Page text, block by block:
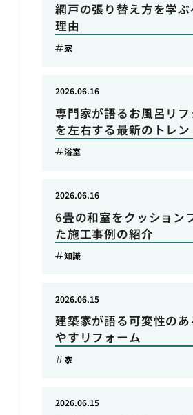
網戸の張り替え方を学
理由
家
専門家が語るお風呂リフ
を左右する最新のトレン
2026.06.16
浴室
6畳の和室をクッション
た施工事例の紹介
2026.06.16
知識
建築家が語る可変性の
やすリフォーム
2026.06.15
家
2026.06.15